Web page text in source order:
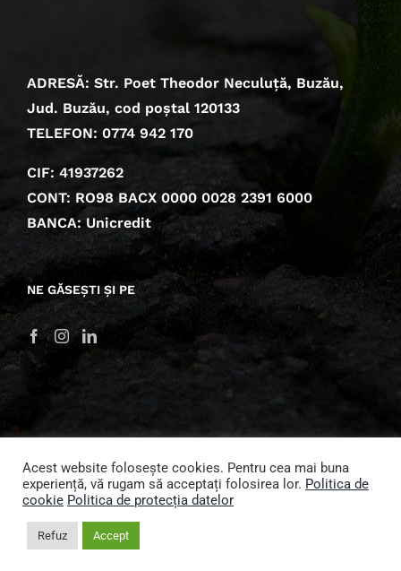
ADRESĂ: Str. Poet Theodor Neculuță, Buzău,
Jud. Buzău, cod poștal 120133
TELEFON: 0774 942 170
CIF: 41937262
CONT: RO98 BACX 0000 0028 2391 6000
BANCA: Unicredit
NE GĂSEȘTI ȘI PE
© 2022 Fundația Comunitară Buzău
Plăți securizate 3D Secure prin Netopia Mobile Pay.
Acest website folosește cookies. Pentru cea mai buna
experiență, vă rugam să acceptați folosirea lor. Politica de
cookie Politica de protecția datelor
Refuz Accept